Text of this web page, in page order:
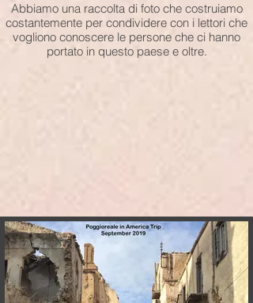
Abbiamo una raccolta di foto che costruiamo
costantemente per condividere con i lettori che
vogliono conoscere le persone che ci hanno
portato in questo paese e oltre.